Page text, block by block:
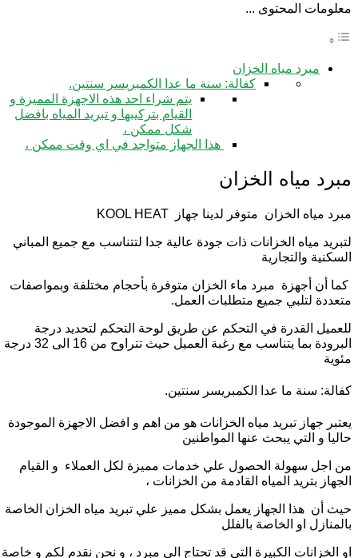
معلومات المحتوى ...
مبرد مياه الخزان
كفالة: سنة ما عدا الكمبريسر سنتين.
يتم شراء احد هذه الاجهزة المميزة و
القيام بتركيبها و تبريد المياه بافضل
شكل ممكن ،
هذا الجهاز متواجد في اي وقت ممكن ،
مبرد مياه الخزان
مبرد مياه الخزان متوفر لدينا جهاز KOOL HEAT
لتبريد مياه الخزانات ذات جودة عالية جدا لتتناسب مع جميع المباني
السكنية والتجارية
كما أن أجهزة مبرد ماء الخزان متوفرة بأحجام مختلفة وبمواصفات
متعددة لتلبي جميع متطلبات العمل.
للعميل القدرة في التحكم عن طريق لوحة التحكم لتحديد درجة
البرودة بما يتناسب مع رغبة العميل حيث تتراوح من 16 الى 32 درجة
مئوية
كفالة: سنة ما عدا الكمبريسر سنتين.
يعتبر جهاز تبريد مياه الخزانات هو من اهم و افضل الاجهزة الموجودة
حاليا و التي يبحث عنها المواطنين
من اجل سهولة الحصول علي خدمات مميزة لكل العملاء و القيام
الجهاز بتريد المياه القادمة من الخزانات ،
حيث أن هذا الجهاز يعمل بشكل مميز علي تبريد مياه الخزان الخاصة
بالمنازل او الخاصة بالفلل
او الخزانات الكبيرة التي قد تحتاج الي مبرد ، و نحن نقدم لكم و خاصة